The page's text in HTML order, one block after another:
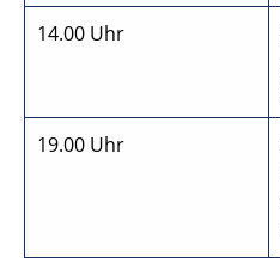
14.00 Uhr
19.00 Uhr